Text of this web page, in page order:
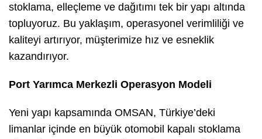
stoklama, elleçleme ve dağıtımı tek bir yapı altında
topluyoruz. Bu yaklaşım, operasyonel verimliliği ve
kaliteyi artırıyor, müşterimize hız ve esneklik
kazandırıyor.
Port Yarımca Merkezli Operasyon Modeli
Yeni yapı kapsamında OMSAN, Türkiye’deki
limanlar içinde en büyük otomobil kapalı stoklama